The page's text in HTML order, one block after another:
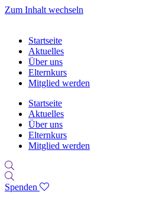
Zum Inhalt wechseln
Startseite
Aktuelles
Über uns
Elternkurs
Mitglied werden
Startseite
Aktuelles
Über uns
Elternkurs
Mitglied werden
Spenden